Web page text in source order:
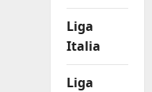
Liga
Italia
Liga